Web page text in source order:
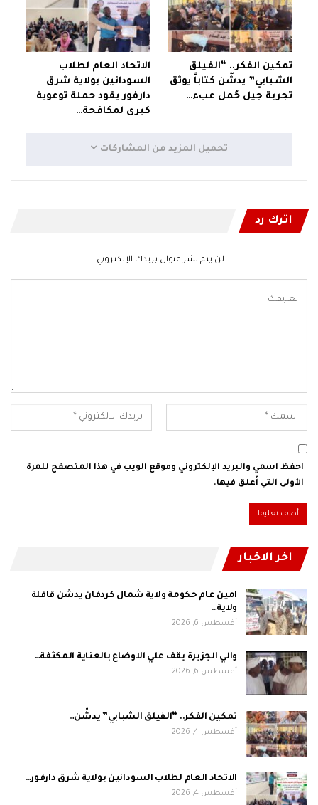
تمكين الفكر.. “الفيلق
الشبابي” يدشّن كتاباً يوثق
تجربة جيل حُمل عبء…
الاتحاد العام لطلاب
السودانين بولاية شرق
دارفور يقود حملة توعوية
كبرى لمكافحة…
تحميل المزيد من المشاركات
اترك رد
لن يتم نشر عنوان بريدك الإلكتروني.
احفظ اسمي والبريد الإلكتروني وموقع الويب في هذا المتصفح للمرة
الأولى التي أعلق فيها.
اخر الاخبار
امين عام حكومة ولاية شمال كردفان يدشن قافلة
ولاية…
أغسطس 6, 2026
والي الجزيرة يقف علي الاوضاع بالعناية المكثفة…
أغسطس 6, 2026
تمكين الفكر.. “الفيلق الشبابي” يدشّن…
أغسطس 4, 2026
الاتحاد العام لطلاب السودانين بولاية شرق دارفور…
أغسطس 4, 2026